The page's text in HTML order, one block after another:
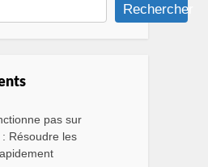
Rechercher
pas sur
Résoudre les